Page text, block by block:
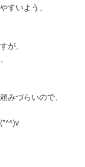
すいよう、
が、
みづらいので、